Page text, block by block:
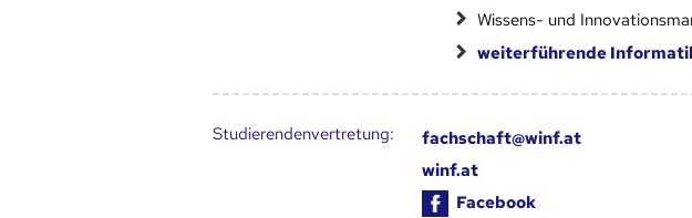
Wissens- und
weiterführende
Studierendenvertretung:
fachschaft@winf.at
winf.at
Facebook